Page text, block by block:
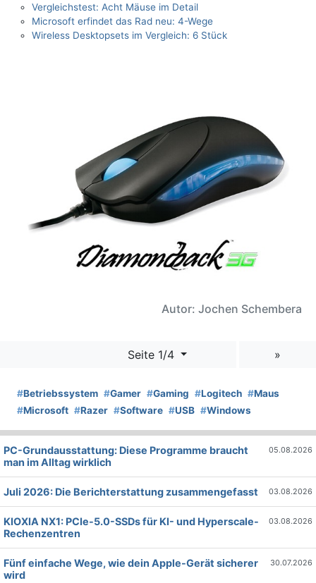
Vergleichstest: Acht Mäuse im Detail
Microsoft erfindet das Rad neu: 4-Wege
Wireless Desktopsets im Vergleich: 6 Stück
Autor: Jochen Schembera
Seite 1/4 »
#Betriebssystem #Gamer #Gaming #Logitech #Maus
#Microsoft #Razer #Software #USB #Windows
PC-Grundausstattung: Diese Programme braucht
man im Alltag wirklich
05.08.2026
Juli 2026: Die Bericht­erstattung zusammengefasst 03.08.2026
KIOXIA NX1: PCIe-5.0-SSDs für KI- und Hyperscale-
Rechenzentren
03.08.2026
Fünf einfache Wege, wie dein Apple-Gerät sicherer
wird
30.07.2026